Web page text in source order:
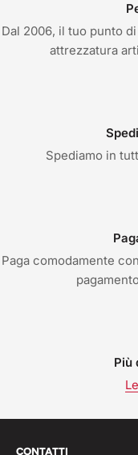
Dal 2006, il tuo punto
attrezzatura
Spediamo in
Paga comodamente
Più
CONTATTI